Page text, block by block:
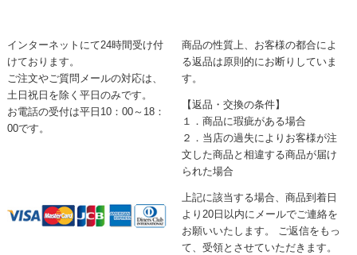
インターネットにて24時間受け付
けております。
ご注文やご質問メールの対応は、
土日祝日を除く平日のみです。
お電話の受付は平日10：00～18：
00です。
商品の性質上、お客様の都合によ
る返品は原則的にお断りしていま
す。
【返品・交換の条件】
１．商品に瑕疵がある場合
２．当店の過失によりお客様が注
文した商品と相違する商品が届け
られた場合
上記に該当する場合、商品到着日
より20日以内にメールでご連絡を
お願いいたします。 ご返信をもっ
て、受領とさせていただきます。